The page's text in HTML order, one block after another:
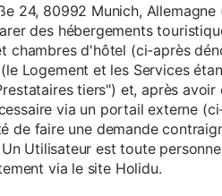
24, 80992 Munich,
des hébergements
chambres d'hôtel (ci-après
Logement et les Services
tiers") et, après
via un portail externe
de faire une demande
Utilisateur est toute
via le site Holidu.